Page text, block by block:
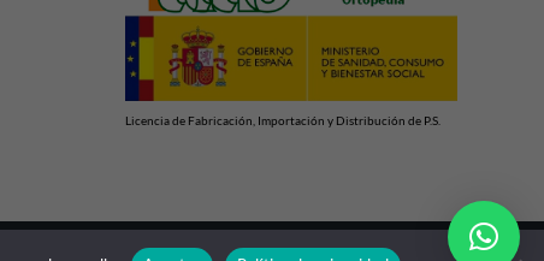
Licencia de Fabricación, Importación y Distribución de P.S.